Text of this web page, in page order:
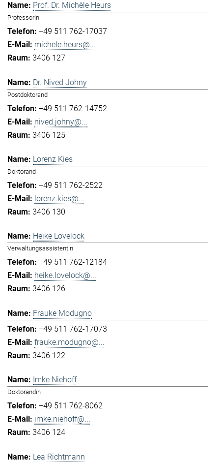
Prof. Dr. Michèle Heurs
Professorin
+49 511 762-17037
michele.heurs@...
3406 127
Dr. Nived Johny
Postdoktorand
+49 511 762-14752
nived.johny@...
3406 125
Lorenz Kies
Doktorand
+49 511 762-2522
lorenz.kies@...
3406 130
Heike Lovelock
Verwaltungsassistentin
+49 511 762-12184
heike.lovelock@...
3406 126
Frauke Modugno
+49 511 762-17073
frauke.modugno@...
3406 122
Imke Niehoff
Doktorandin
+49 511 762-8062
imke.niehoff@...
3406 124
Lea Richtmann